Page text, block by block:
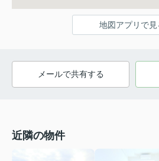
地図アプリで見
メールで共有する
近隣の物件